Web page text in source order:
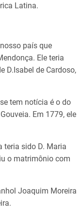
Latina.
país que
Ele teria
D.Isabel de Cardoso,
tem notícia é o do
Em 1779, ele
teria sido D. Maria
o matrimônio com
Joaquim Moreira